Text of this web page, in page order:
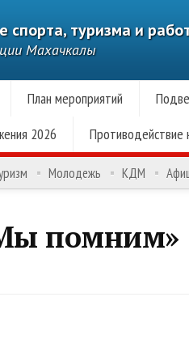
спорта, туризма и
Махачкалы
План мероприятий
2026 Противодействие
Молодежь КДМ
помним»